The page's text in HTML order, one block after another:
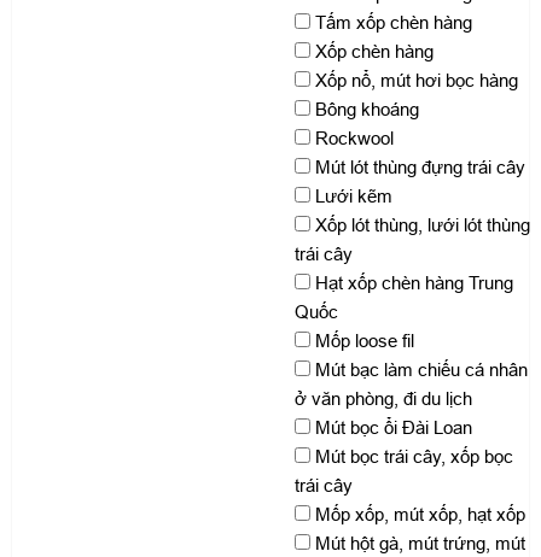
Tấm xốp chèn hàng
Xốp chèn hàng
Xốp nổ, mút hơi bọc hàng
Bông khoáng
Rockwool
Mút lót thùng đựng trái cây
Lưới kẽm
Xốp lót thùng, lưới lót thùng
trái cây
Hạt xốp chèn hàng Trung
Quốc
Mốp loose fil
Mút bạc làm chiếu cá nhân
ở văn phòng, đi du lịch
Mút bọc ổi Đài Loan
Mút bọc trái cây, xốp bọc
trái cây
Mốp xốp, mút xốp, hạt xốp
Mút hột gà, mút trứng, mút